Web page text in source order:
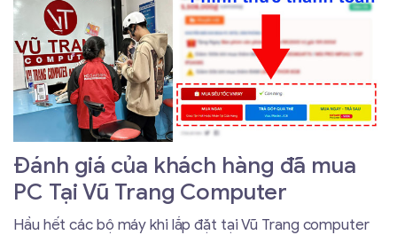
Đánh giá của khách hàng đã mua
PC Tại Vũ Trang Computer
Hầu hết các bộ máy khi lắp đặt tại Vũ Trang computer